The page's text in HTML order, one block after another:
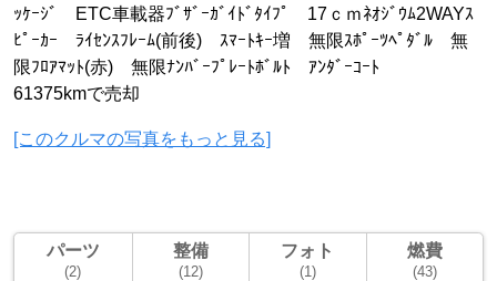
ｯｹｰｼﾞ ETC車載器ﾌﾞｻﾞｰｶﾞｲﾄﾞﾀｲﾌﾟ 17ｃｍﾈｵｼﾞｳﾑ2WAYｽ
ﾋﾟｰｶｰ ﾗｲｾﾝｽﾌﾚｰﾑ(前後) ｽﾏｰﾄｷｰ増 無限ｽﾎﾟｰﾂﾍﾟﾀﾞﾙ 無
限ﾌﾛｱﾏｯﾄ(赤) 無限ﾅﾝﾊﾞｰﾌﾟﾚｰﾄﾎﾞﾙﾄ ｱﾝﾀﾞｰｺｰﾄ
61375kmで売却
[このクルマの写真をもっと見る]
パーツ
(2)
整備
(12)
フォト
(1)
燃費
(43)